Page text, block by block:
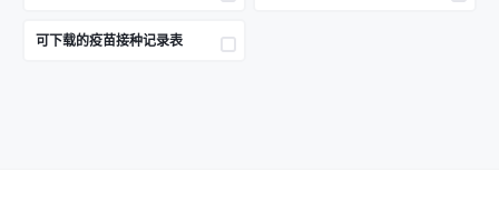
可下载的疫苗接种记录表